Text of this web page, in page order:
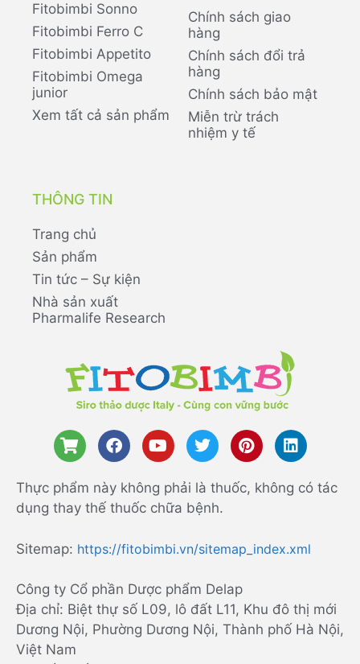
Fitobimbi Sonno
Fitobimbi Ferro C
Fitobimbi Appetito
Fitobimbi Omega
junior
Xem tất cả sản phẩm
Chính sách giao
hàng
Chính sách đổi trả
hàng
Chính sách bảo mật
Miễn trừ trách
nhiệm y tế
THÔNG TIN
Trang chủ
Sản phẩm
Tin tức – Sự kiện
Nhà sản xuất
Pharmalife Research
Thực phẩm này không phải là thuốc, không có tác
dụng thay thế thuốc chữa bệnh.
Sitemap: https://fitobimbi.vn/sitemap_index.xml
Công ty Cổ phần Dược phẩm Delap
Địa chỉ: Biệt thự số L09, lô đất L11, Khu đô thị mới
Dương Nội, Phường Dương Nội, Thành phố Hà Nội,
Việt Nam